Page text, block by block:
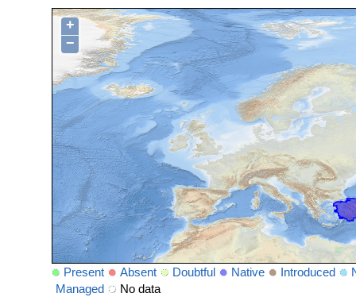
+
−
Present Absent Doubtful Native Introduced
Managed
No data